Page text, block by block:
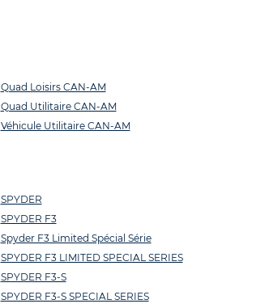
Quad Loisirs CAN-AM
Quad Utilitaire CAN-AM
Véhicule Utilitaire CAN-AM
SPYDER
SPYDER F3
Spyder F3 Limited Spécial Série
SPYDER F3 LIMITED SPECIAL SERIES
SPYDER F3-S
SPYDER F3-S SPECIAL SERIES